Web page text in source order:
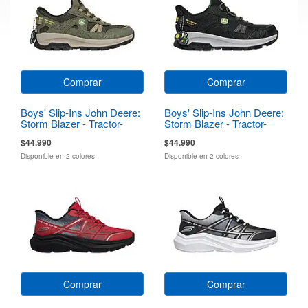
Comprar
Boys' Slip-Ins John Deere:
Storm Blazer - Tractor-
$44.990
Disponible en 2 colores
Comprar
Boys' Slip-Ins John Deere:
Storm Blazer - Tractor-
$44.990
Disponible en 2 colores
Comprar Comprar